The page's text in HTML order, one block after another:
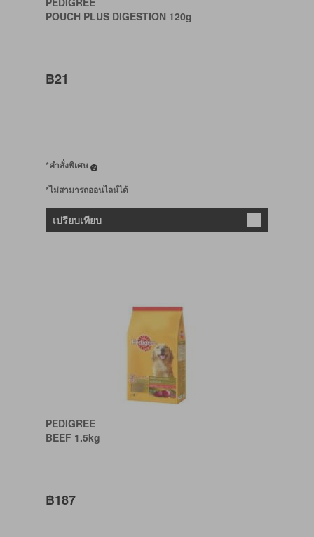
POUCH PLUS DIGESTION 120g
฿21
*คำสั่งพิเศษ
*ไม่สามารถออนไลน์ได้
เปรียบเทียบ
PEDIGREE
BEEF 1.5kg
฿187